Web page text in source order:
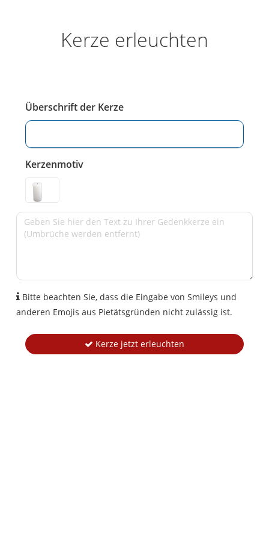
Kerze erleuchten
Überschrift der Kerze
Kerzenmotiv
Bitte beachten Sie, dass die Eingabe von Smileys und
anderen Emojis aus Pietätsgründen nicht zulässig ist.
Kerze jetzt erleuchten